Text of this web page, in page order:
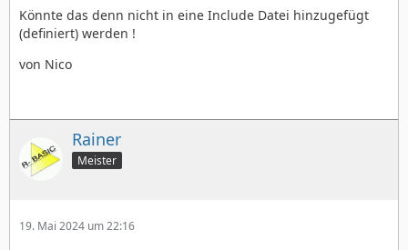
Könnte das denn nicht in eine Include Datei hinzugefügt
(definiert) werden !
von Nico
Rainer
Meister
19. Mai 2024 um 22:16